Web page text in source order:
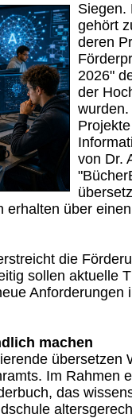
Siegen.
gehört
deren
2026"
der
von Dr.
erhalten über
die
sollen aktuelle
Anforderungen
machen
übersetzen
Im Rahmen
das